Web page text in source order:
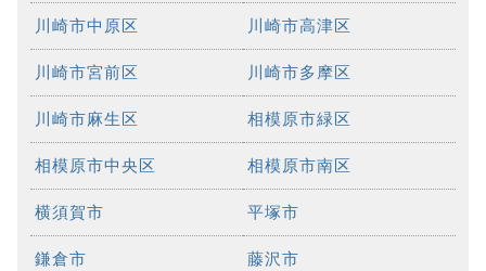
川崎市中原区 川崎市高津区
川崎市宮前区 川崎市多摩区
川崎市麻生区 相模原市緑区
相模原市中央区 相模原市南区
横須賀市 平塚市
鎌倉市 藤沢市